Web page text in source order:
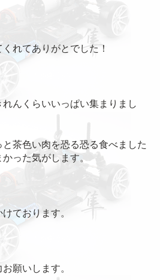
れてありがとでした！
んくらいいっぱい集まりまし
茶色い肉を恐る恐る食べました
った気がします。
ております。
願いします。